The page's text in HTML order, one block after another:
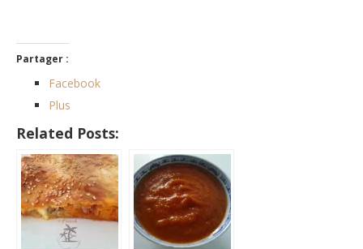
Partager :
Facebook
Plus
Related Posts: